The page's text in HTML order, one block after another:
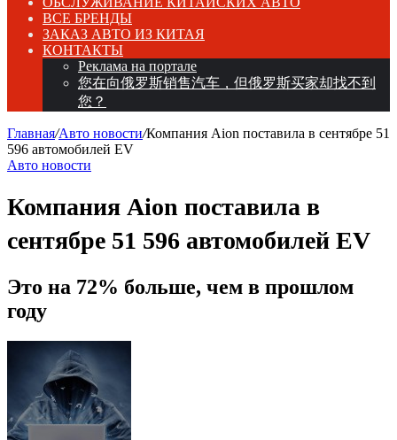
ВСЕ БРЕНДЫ
ЗАКАЗ АВТО ИЗ КИТАЯ
КОНТАКТЫ
Реклама на портале
您在向俄罗斯销售汽车，但俄罗斯买家却找不到
您？
Главная/Авто новости/Компания Aion поставила в сентябре 51
596 автомобилей EV
Авто новости
Компания Aion поставила в
сентябре 51 596 автомобилей EV
Это на 72% больше, чем в прошлом
году